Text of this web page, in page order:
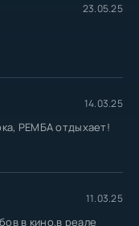
23.05.25
14.03.25
РЕМБА отдыхает!
11.03.25
в кино,в реале